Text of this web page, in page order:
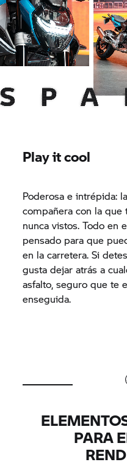
Play it cool
Poderosa e intrépida:
compañera con la
nunca vistos. Todo en
pensado para que
en la carretera. Si
gusta dejar atrás a
asfalto, seguro que te
enseguida.
PARA